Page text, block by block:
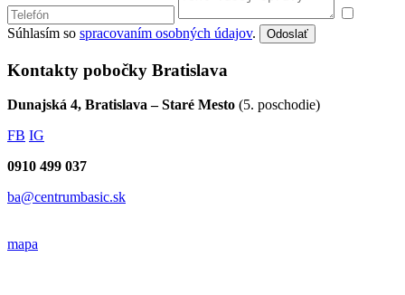
Súhlasím so spracovaním osobných údajov. Odoslať
Kontakty pobočky Bratislava
Dunajská 4, Bratislava – Staré Mesto (5. poschodie)
FB IG
0910 499 037
ba@centrumbasic.sk
mapa